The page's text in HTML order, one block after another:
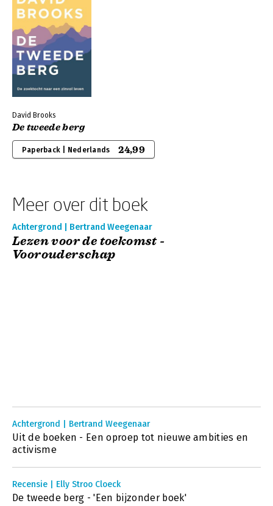
David Brooks
De tweede berg
Paperback | Nederlands 24,99
Meer over dit boek
Achtergrond | Bertrand Weegenaar
Lezen voor de toekomst -
Voorouderschap
Achtergrond | Bertrand Weegenaar
Uit de boeken - Een oproep tot nieuwe ambities en
activisme
Recensie | Elly Stroo Cloeck
De tweede berg - 'Een bijzonder boek'